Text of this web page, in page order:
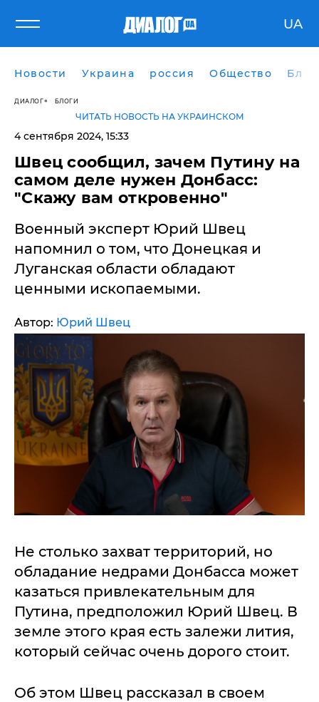
UA
Новости Украина россия Общество
ДИАЛОГ БЛОГИ
ЧИТАТЬ НОВОСТЬ НА УКРАИНСКОМ
4 сентября 2024, 15:33
Швец сообщил, зачем Путину на
самом деле нужен Донбасс:
"Скажу вам откровенно"
Военный эксперт Юрий Швец
напомнил о том, что Донецкая и
Луганская области обладают
ценными ископаемыми.
Автор: Юрий Швец
Не столько захват территорий, но
обладание недрами Донбасса может
казаться привлекательным для
Путина, предположил Юрий Швец. В
земле этого края есть залежи лития,
который сейчас очень дорого стоит.
Об этом Швец рассказал в своем